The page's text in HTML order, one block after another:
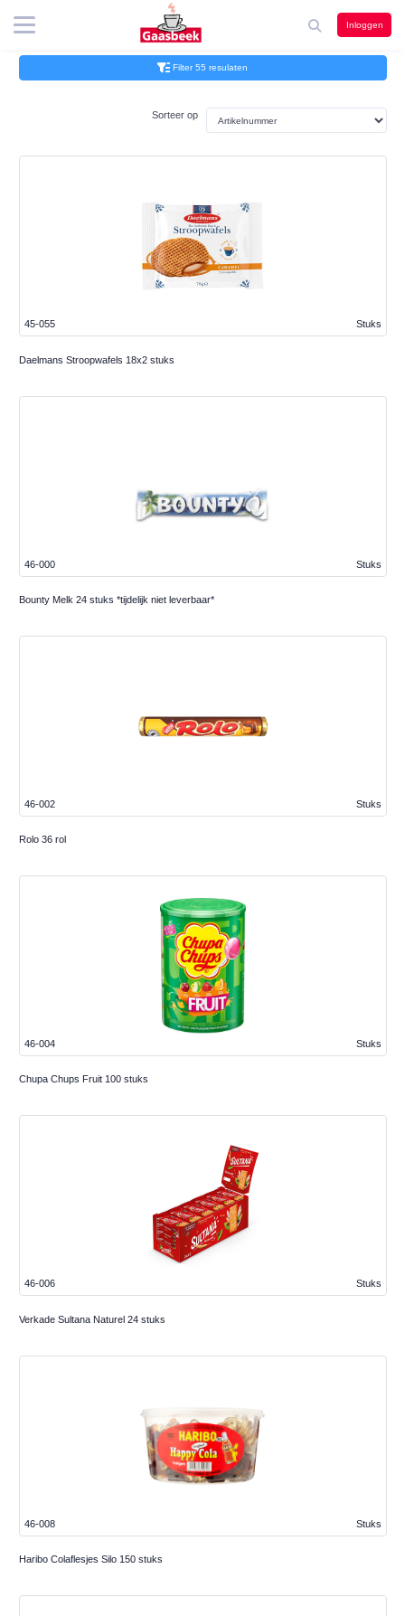
Inloggen
Filter 55 resulaten
Sorteer op
Stuks
45-055
Daelmans Stroopwafels 18x2 stuks
Stuks
46-000
Bounty Melk 24 stuks *tijdelijk niet leverbaar*
Stuks
46-002
Rolo 36 rol
Stuks
46-004
Chupa Chups Fruit 100 stuks
Stuks
46-006
Verkade Sultana Naturel 24 stuks
Stuks
46-008
Haribo Colaflesjes Silo 150 stuks